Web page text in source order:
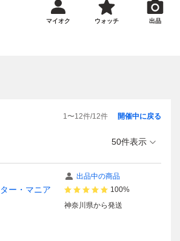
マイオク ウォッチ 出品
1〜12件/12件 開催中に戻る
50件表示
ー・マニア
出品中の商品
100%
神奈川県から発送